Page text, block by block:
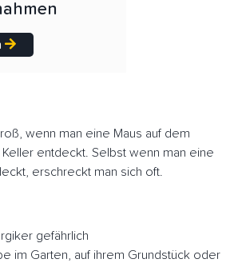
wenn man eine Maus auf dem
entdeckt. Selbst wenn man eine
erschreckt man sich oft.
gefährlich
im Garten, auf ihrem Grundstück oder